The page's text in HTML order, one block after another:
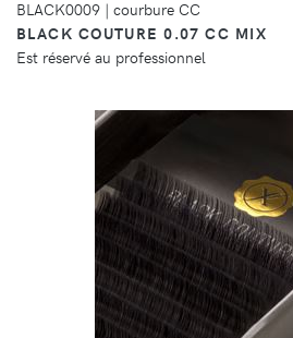
BLACK0009 | courbure CC
BLACK COUTURE 0.07 CC MIX
Est réservé au professionnel
DÉTAILS